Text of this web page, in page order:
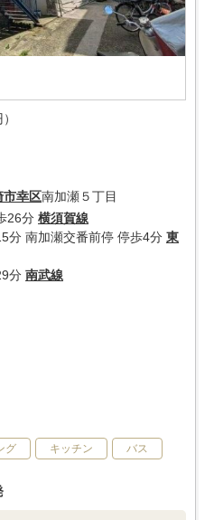
市幸区南加瀬５丁目
26分 横須賀線
分 南加瀬交番前停 停歩4分 東
分 南武線
グ キッチン バス